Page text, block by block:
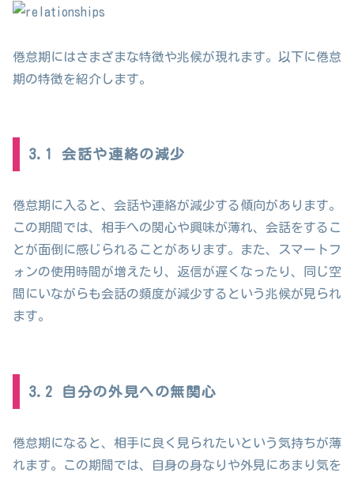
倦怠期にはさまざまな特徴や兆候が現れます。以下に倦怠
期の特徴を紹介します。
3.1 会話や連絡の減少
倦怠期に入ると、会話や連絡が減少する傾向があります。
この期間では、相手への関心や興味が薄れ、会話をするこ
とが面倒に感じられることがあります。また、スマートフ
ォンの使用時間が増えたり、返信が遅くなったり、同じ空
間にいながらも会話の頻度が減少するという兆候が見られ
ます。
3.2 自分の外見への無関心
倦怠期になると、相手に良く見られたいという気持ちが薄
れます。この期間では、自身の身なりや外見にあまり気を